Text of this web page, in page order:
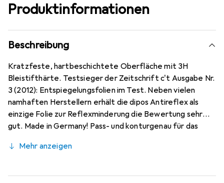
Produktinformationen
Beschreibung
Kratzfeste, hartbeschichtete Oberfläche mit 3H
Bleistifthärte. Testsieger der Zeitschrift c't Ausgabe Nr.
3 (2012): Entspiegelungsfolien im Test. Neben vielen
namhaften Herstellern erhält die dipos Antireflex als
einzige Folie zur Reflexminderung die Bewertung sehr
gut. Made in Germany! Pass- und konturgenau für das
Maschinen zugeschnitten. Kinderleichte Anbringung - 100
spezielle Silikon-Haftschicht verdrängt die Luft beim
Mehr anzeigen